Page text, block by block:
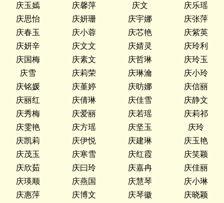
庆玉嫣
庆馨萍 庆文
庆乐瑶
庆思怡
庆妍珊 庆宇娜
庆张萍
庆春玉
庆小蓉 庆芯艳
庆紫英
庆妍辛
庆文文 庆婧灵
庆玲利
庆国梅
庆素文 庆哲琳
庆玲玉
庆雪
庆莉荣 庆琳瀹
庆小玲
庆铭媛
庆堇婷 庆昉娜
庆信丽
庆丽红
庆倩琳 庆佳雪
庆静文
庆秀梅
庆爱丽 庆若瑶
庆莉祁
庆雯艳
庆方瑶 庆坚玉
庆玲
庆凯莉
庆伊悦 庆建琳
庆玉艳
庆茂玉
庆寒雪 庆红霞
庆笑颖
庆欣茹
庆曰玲 庆嘉冉
庆佳丽
庆瑛顺
庆燕国 庆慧琴
庆小琳
庆惠萍
庆博文 庆琴徽
庆晓颖